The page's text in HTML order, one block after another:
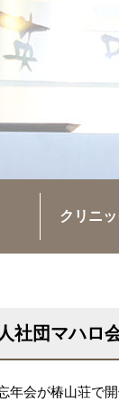
クリニ
社団マハロ
年会が椿山荘で開